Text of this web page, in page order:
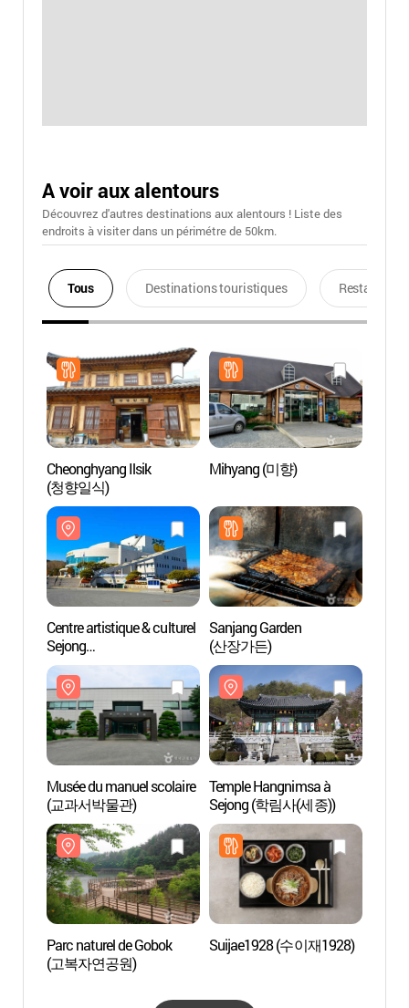
A voir aux alentours
Découvrez d'autres destinations aux alentours ! Liste des
endroits à visiter dans un périmétre de 50km.
Tous Destinations touristiques Restaurants
Cheonghyang Ilsik
(청향일식)
Mihyang (미향)
Centre artistique & culturel
Sejong
(세종문화예술회관)
Sanjang Garden
(산장가든)
Musée du manuel scolaire
(교과서박물관)
Temple Hangnimsa à
Sejong (학림사(세종))
Parc naturel de Gobok
(고복자연공원)
Suijae1928 (수이재1928)